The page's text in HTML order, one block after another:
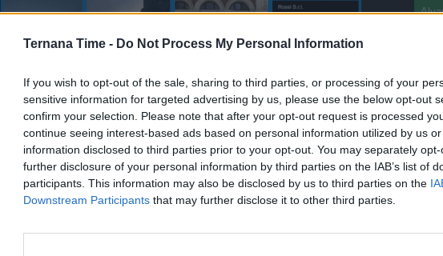
Ternana Time - Do Not Process My Personal Information
If you wish to opt-out of the sale, sharing to third parties, or processing of your
sensitive information for targeted advertising by us, please use the below opt-out
confirm your selection. Please note that after your opt-out request is processed
continue seeing interest-based ads based on personal information utilized by us
information disclosed to third parties prior to your opt-out. You may separately
further disclosure of your personal information by third parties on the IAB’s list of
participants. This information may also be disclosed by us to third parties on the
Downstream Participants that may further disclose it to other third parties.
Sezione:Notizie / Data:Sab 23 maggio 2026 alle 18:35
Autore: Redazione
vedi letture
Condividi Tweet
la